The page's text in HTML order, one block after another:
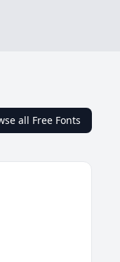
all Free Fonts